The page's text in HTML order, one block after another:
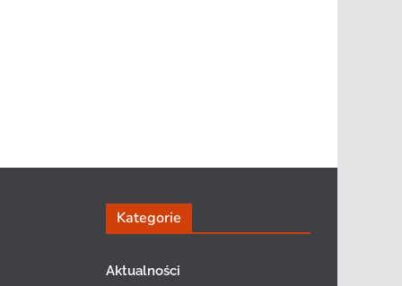
Kategorie
Aktualności